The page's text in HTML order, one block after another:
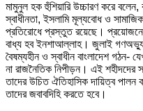
মামুনুল হক হুঁশিয়ারি উচ্চারণ করে বলেন,
স্বাধীনতা, ইসলামি মূল্যবোধ ও
প্রতিরোধে প্রস্তুত রয়েছে। প্রয়োজনে
বাধ্য হব ইনশাআল্লাহ। জুলাই
বৈষম্যহীন ও স্বাধীন বাংলাদেশ গঠন-
না রাজনৈতিক নিপীড়ন। এই শহীদদের
তাদের উচিত ঐতিহাসিক দায়িত্ব
তাদের জবাবদিহি করতে হবে।